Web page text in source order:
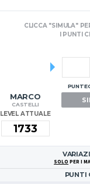
CLICCA "SIMULA"
I PUNTI
MARCO
CASTELLI
LEVEL ATTUALE
SOLO PER I
PUNTI